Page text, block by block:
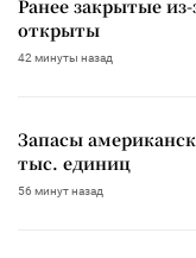
Ранее закрытые
открыты
42 минуты назад
Запасы
тыс. единиц
56 минут назад